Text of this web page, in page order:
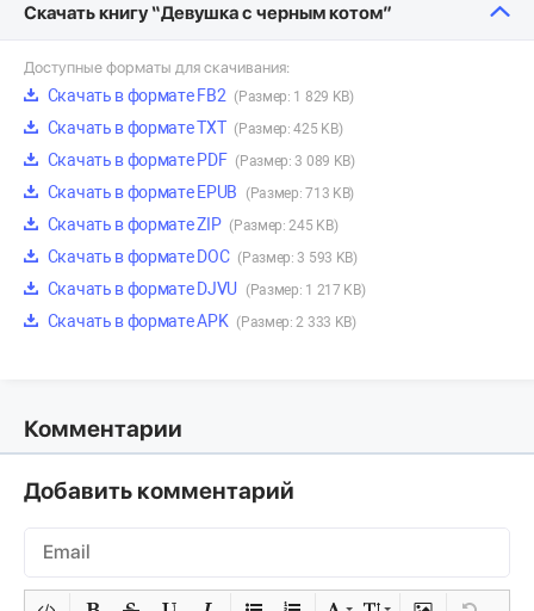
Скачать книгу “Девушка с черным котом”
Доступные форматы для скачивания:
Скачать в формате FB2 (Размер: 1 829 KB)
Скачать в формате TXT (Размер: 425 KB)
Скачать в формате PDF (Размер: 3 089 KB)
Скачать в формате EPUB (Размер: 713 KB)
Скачать в формате ZIP (Размер: 245 KB)
Скачать в формате DOC (Размер: 3 593 KB)
Скачать в формате DJVU (Размер: 1 217 KB)
Скачать в формате APK (Размер: 2 333 KB)
Комментарии
Добавить комментарий